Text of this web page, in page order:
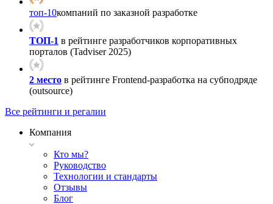
топ-10компаний по заказной разработке
ТОП-1 в рейтинге разработчиков корпоративных
порталов (Tadviser 2025)
2 место в рейтинге Frontend-разработка на субподряде
(outsource)
Все рейтинги и регалии
Компания
Кто мы?
Руководство
Технологии и стандарты
Отзывы
Блог